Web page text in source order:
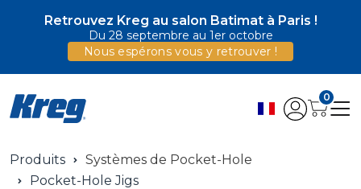
Retrouvez Kreg au salon Batimat à Paris !
Du 28 septembre au 1er octobre
Nous espérons vous y retrouver !
0
Produits
Systèmes de Pocket-Hole
Pocket-Hole Jigs